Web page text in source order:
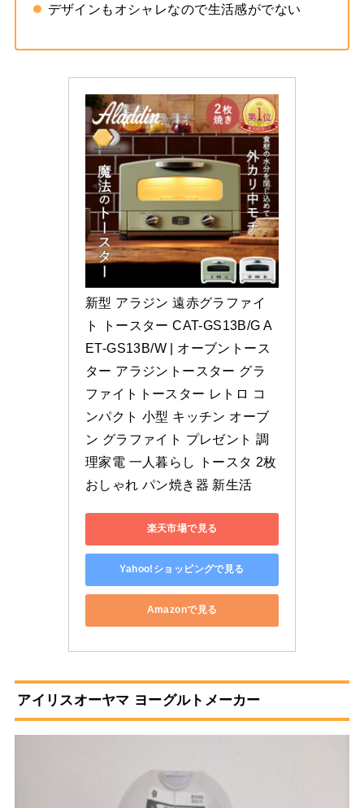
デザインもオシャレなので生活感がでない
新型 アラジン 遠赤グラファイ
ト トースター CAT-GS13B/G A
ET-GS13B/W | オーブントース
ター アラジントースター グラ
ファイトトースター レトロ コ
ンパクト 小型 キッチン オーブ
ン グラファイト プレゼント 調
理家電 一人暮らし トースタ 2枚
おしゃれ パン焼き器 新生活
楽天市場で見る
Yahoo!ショッピングで見る
Amazonで見る
アイリスオーヤマ ヨーグルトメーカー